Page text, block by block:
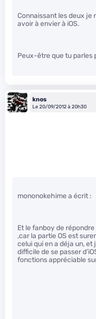
Connaissant les deux je
avoir à envier à iOS.
Peux-être que tu parles
knos
Le 20/09/2012 à 20h30
mononokehime a écrit :
Et le fanboy de répondre
,car la partie OS est
celui qui en a déja un,
difficile de se passer
fonctions appréciable